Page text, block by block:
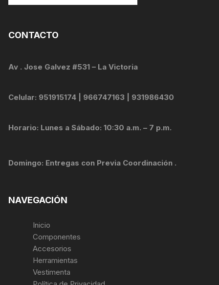
CONTACTO
Av . Jose Galvez #531 – La Victoria
Celular: 951915174 | 966747163 | 931986430
Horario: Lunes a Sábado: 10:30 a.m. – 7 p.m.
Domingo: Entregas con Previa Coordinación .
NAVEGACIÓN
Inicio
Componentes
Accesorios
Herramientas
Vestimenta